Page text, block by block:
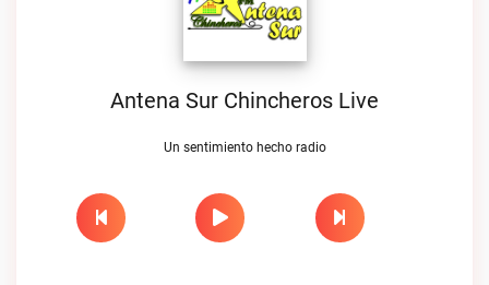
Antena Sur Chincheros Live
Un sentimiento hecho radio